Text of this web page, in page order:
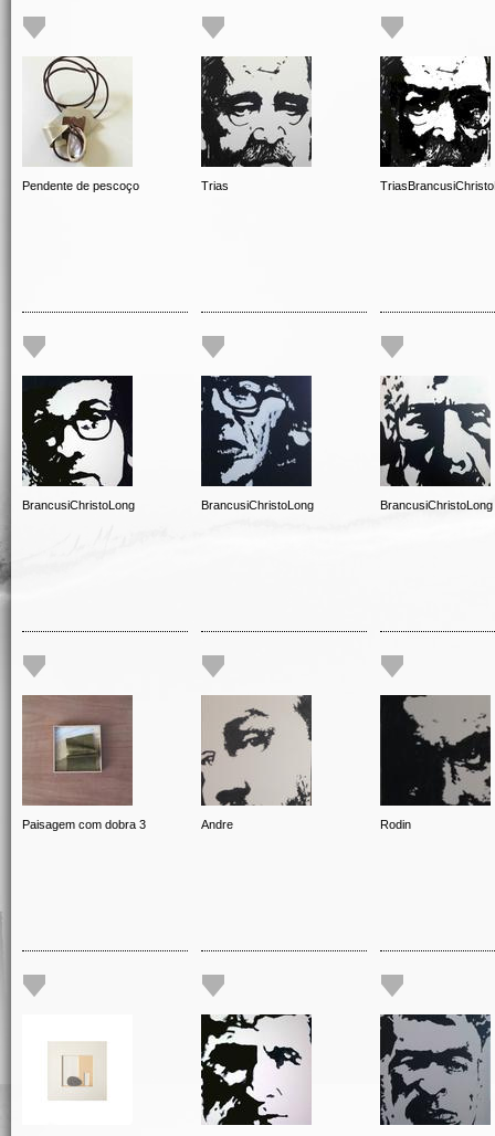
Pendente de pescoço Trias
BrancusiChristoLong BrancusiChristoLong BrancusiChristoLong
Paisagem com dobra 3 Andre Rodin